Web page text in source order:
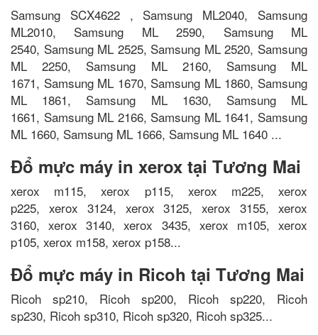
Samsung SCX4622 , Samsung ML2040, Samsung
ML2010, Samsung ML 2590, Samsung ML
2540, Samsung ML 2525, Samsung ML 2520, Samsung
ML 2250, Samsung ML 2160, Samsung ML
1671, Samsung ML 1670, Samsung ML 1860, Samsung
ML 1861, Samsung ML 1630, Samsung ML
1661, Samsung ML 2166, Samsung ML 1641, Samsung
ML 1660, Samsung ML 1666, Samsung ML 1640 ...
Đổ mực máy in xerox tại Tương Mai
xerox m115, xerox p115, xerox m225, xerox
p225, xerox 3124, xerox 3125, xerox 3155, xerox
3160, xerox 3140, xerox 3435, xerox m105, xerox
p105, xerox m158, xerox p158...
Đổ mực máy in Ricoh tại Tương Mai
Ricoh sp210, Ricoh sp200, Ricoh sp220, Ricoh
sp230, Ricoh sp310, Ricoh sp320, Ricoh sp325...